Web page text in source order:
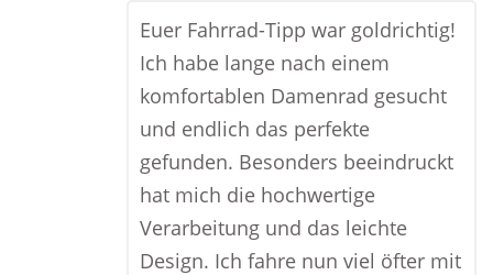
Euer Fahrrad-Tipp war goldrichtig!
Ich habe lange nach einem
komfortablen Damenrad gesucht
und endlich das perfekte
gefunden. Besonders beeindruckt
hat mich die hochwertige
Verarbeitung und das leichte
Design. Ich fahre nun viel öfter mit